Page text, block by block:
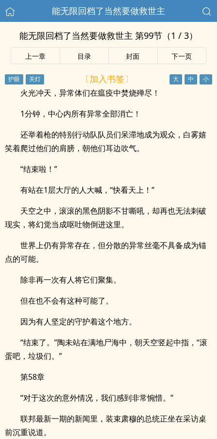
能无限回档了当然要做救世主
能无限回档了当然要做救世主 第99节（1 / 3）
上一章 目录 封面 下一页
〔加入书签〕
火光冲天，异常体们在瘟疫中焚烧殚尽！
1分钟，中心内所有异常全部消亡！
还举着枪的特别行动队队员们呆滞地成为观众，白雾嬉
笑着爬过他们的肩膀，朝他们耳边吹气。
“结束啦！”
有站在1层大厅的人大喊，“快看天上！”
天空之中，滚滚的黑色阴影不甘嘶吼，却再也无法刺破
现实，将幻觉当成呕吐物倒进这里。
世界上仍有异常存在，但分散的异常丝毫不具备成为锚
点的可能。
除非再一次有人将它们聚集。
但在也不会有这种可能了。
因为有人坚定的守护着这个地方。
“结束了。”陶未站在满地尸海中，朝天空竖起中指，“滚
蛋吧，垃圾们。”
第58章
“对于这次的意外情况，我们感到非常惋惜。”
联邦最新一期的新闻里，装束肃穆的总统正坐在采访桌
前沉重说道。